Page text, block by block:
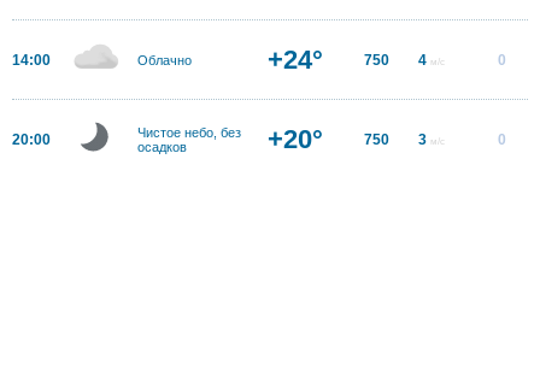
14:00 Облачно +24° 750 4 м/с 0
20:00
Чистое небо, без
осадков
+20° 750 3 м/с 0